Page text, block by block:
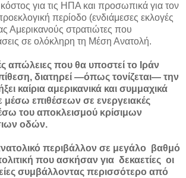
για τις ΗΠΑ και προσωπικά για τον
περίοδο (ενδιάμεσες εκλογές
Αμερικανούς στρατιώτες που
σε ολόκληρη τη Μέση Ανατολή.
απώλειες που θα υποστεί το Ιράν
διατηρεί —όπως τονίζεται— την
καίρια αμερικανικά και συμμαχικά
μέσω επιθέσεων σε ενεργειακές
του αποκλεισμού κρίσιμων
οδών.
περιβάλλον σε μεγάλο βαθμό
που ασκήσαν για δεκαετίες οι
συμβάλλοντας περισσότερο από